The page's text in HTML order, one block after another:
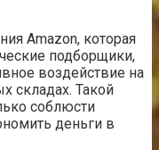
Amazon, которая
подборщики,
воздействие на
складах. Такой
соблюсти
деньги в